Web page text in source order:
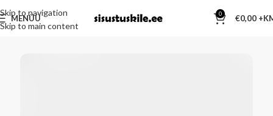
Skip to navigation
Skip to main content
MENÜÜ 0 €0,00